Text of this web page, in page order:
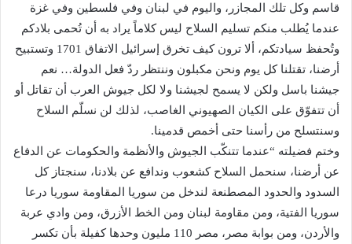
قاسم وكل تلك المجازر، واليوم في لبنان وفي فلسطين وفي غزة
عندما يُطلب منكم تسليم السلاح ليس كلاماً يراد به أن تُحمى بلادكم
وتُحفظ سيادتكم، ألا ترون كيف تخرق إسرائيل الاتفاق 1701 وتستبيح
أرضنا، تقتلنا كل يوم ونحن مكبلون وننتظر ردّ فعل الدولة… نعم
جيشنا باسل ولكن لا يسمح لجيشنا ولا لكل جيوش العرب أن تقاتل أو
أن تتفوّق على الكيان الصهيوني الغاصب، لذلك لن نسلّم السلاح
وسنتسلح من رأسنا حتى أخمص قدمينا.
وختم فضيلته “عندما تتنكّب الجيوش والأنظمة والحكومات عن الدفاع
عن أرضنا، سنحمل السلاح كشعوب وندافع عن بلادنا، سنجتاز كل
السدود والحدود المصطنعة لندخل من سوريا المقاومة سوريا درعا
سوريا الفتية، ومن مقاومة لبنان ومن الخط الأزرق، ومن وادي عربة
والأردن، ومن بوابة مصر، مصر 110 مليون وحدها كفيلة بأن تكسر